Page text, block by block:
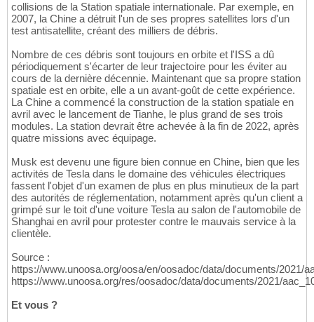
collisions de la Station spatiale internationale. Par exemple, en
2007, la Chine a détruit l'un de ses propres satellites lors d'un
test antisatellite, créant des milliers de débris.
Nombre de ces débris sont toujours en orbite et l'ISS a dû
périodiquement s'écarter de leur trajectoire pour les éviter au
cours de la dernière décennie. Maintenant que sa propre station
spatiale est en orbite, elle a un avant-goût de cette expérience.
La Chine a commencé la construction de la station spatiale en
avril avec le lancement de Tianhe, le plus grand de ses trois
modules. La station devrait être achevée à la fin de 2022, après
quatre missions avec équipage.
Musk est devenu une figure bien connue en Chine, bien que les
activités de Tesla dans le domaine des véhicules électriques
fassent l'objet d'un examen de plus en plus minutieux de la part
des autorités de réglementation, notamment après qu'un client a
grimpé sur le toit d'une voiture Tesla au salon de l'automobile de
Shanghai en avril pour protester contre le mauvais service à la
clientèle.
Source :
https://www.unoosa.org/oosa/en/oosadoc/data/documents/2021/
https://www.unoosa.org/res/oosadoc/data/documents/2021/
Et vous ?